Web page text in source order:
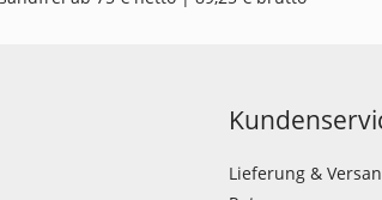
Lieferung &